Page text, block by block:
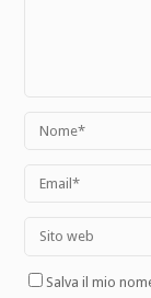
Salva il mio